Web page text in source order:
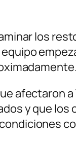
los
afectaron
y que